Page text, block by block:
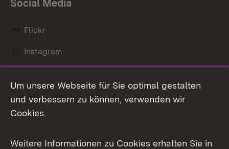
Social Media
Flickr
Instagram
Mastodon
Messenger
Social Wall
Um unsere Webseite für Sie optimal gestalten
und verbessern zu können, verwenden wir
Cookies.
Weitere Informationen zu Cookies erhalten Sie in